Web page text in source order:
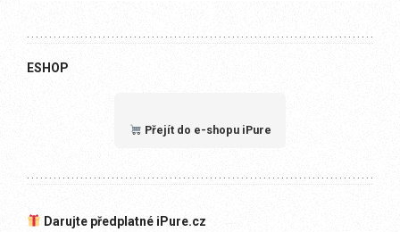
ESHOP
Přejít do e-shopu iPure
Darujte předplatné iPure.cz